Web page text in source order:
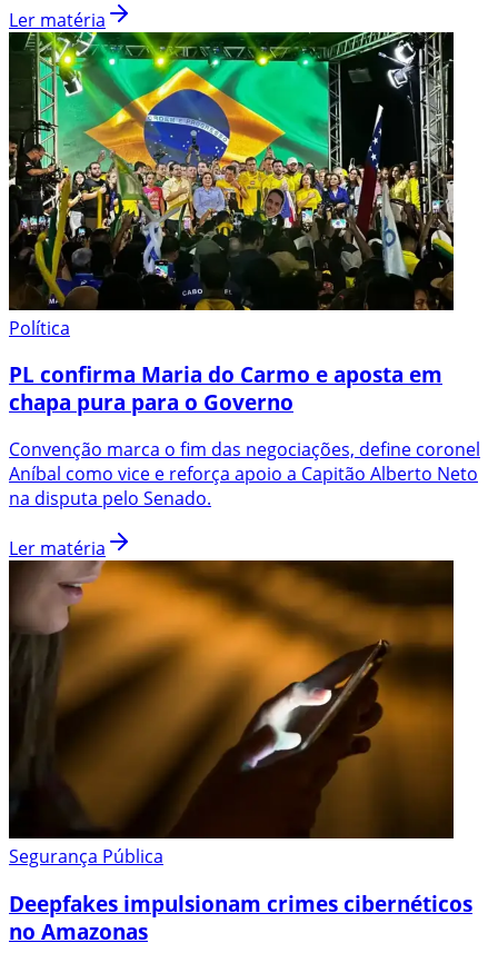
Ler matéria
Política
PL confirma Maria do Carmo e aposta em
chapa pura para o Governo
Convenção marca o fim das negociações, define coronel
Aníbal como vice e reforça apoio a Capitão Alberto Neto
na disputa pelo Senado.
Ler matéria
Segurança Pública
Deepfakes impulsionam crimes cibernéticos
no Amazonas